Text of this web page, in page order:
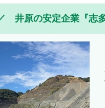
井原の安定企業『志